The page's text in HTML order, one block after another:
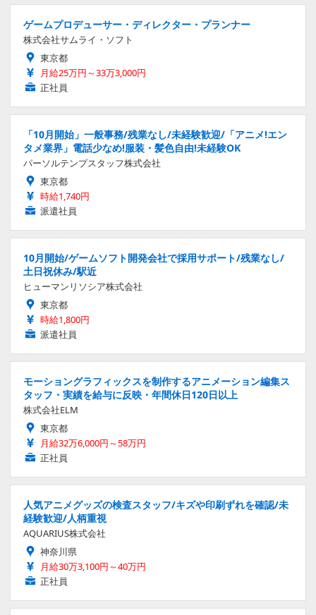
ゲームプロデューサー・ディレクター・プランナー
株式会社サムライ・ソフト
東京都
月給25万円～33万3,000円
正社員
「10月開始」一般事務/残業なし/未経験歓迎/「アニメ!エン
タメ業界」電話少なめ!服装・髪色自由!未経験OK
パーソルテンプスタッフ株式会社
東京都
時給1,740円
派遣社員
10月開始/ゲームソフト開発会社で採用サポート/残業なし/
土日祝休み/駅近
ヒューマンリソシア株式会社
東京都
時給1,800円
派遣社員
モーショングラフィックスを制作するアニメーション編集ス
タッフ・実績を給与に反映・年間休日120日以上
株式会社ELM
東京都
月給32万6,000円～58万円
正社員
人気アニメグッズの検査スタッフ/キズや印刷ずれを確認/未
経験歓迎/人柄重視
AQUARIUS株式会社
神奈川県
月給30万3,100円～40万円
正社員